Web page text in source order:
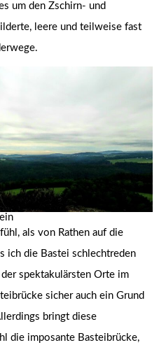
um den Zschirn- und
leere und teilweise fast
als von Rathen auf die
ich die Bastei schlechtreden
spektakulärsten Orte im
sicher auch ein Grund
bringt diese
die imposante Basteibrücke,